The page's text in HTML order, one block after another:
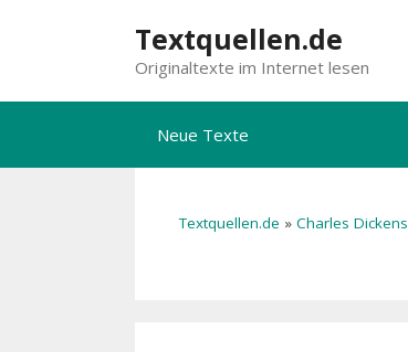
Textquellen.de
Originaltexte im Internet lesen
Neue Texte
Textquellen.de » Charles Dickens